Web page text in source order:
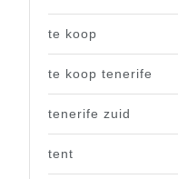
te koop
te koop tenerife
tenerife zuid
tent